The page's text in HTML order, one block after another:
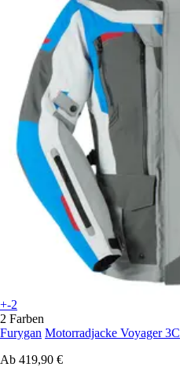
+-2
2 Farben
Furygan Motorradjacke Voyager 3C
Ab 419,90 €